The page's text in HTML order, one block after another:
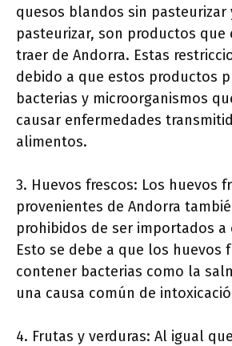
quesos blandos sin pasteurizar
pasteurizar, son productos que
traer de Andorra. Estas
debido a que estos productos
bacterias y microorganismos
causar enfermedades
alimentos.
3. Huevos frescos: Los huevos
provenientes de Andorra
prohibidos de ser importados a
Esto se debe a que los huevos
contener bacterias como la
una causa común de
4. Frutas y verduras: Al igual